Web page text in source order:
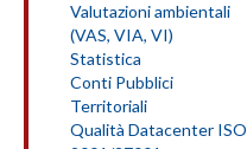
Valutazioni ambientali
(VAS, VIA, VI)
Statistica
Conti Pubblici
Territoriali
Qualità Datacenter ISO